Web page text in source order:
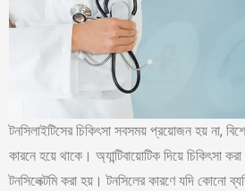
টনসিলাইটিসের চিকিৎসা সবসময় প্রয়োজন হয় না,
কারনে হয়ে থাকে। অ্যান্টিবায়োটিক দিয়ে চিকিৎসা
টনসিলেক্টমি করা হয়। টনসিলের কারণে যদি কোনো